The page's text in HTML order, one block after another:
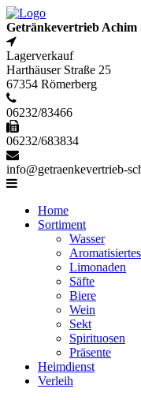
Getränkevertrieb Achim
Lagerverkauf
Harthäuser Straße 25
67354 Römerberg
06232/83466
06232/683834
info@getraenkevertrieb-
Home
Sortiment
Wasser
Limonaden
Säfte
Biere
Wein
Sekt
Spirituosen
Präsente
Heimdienst
Verleih